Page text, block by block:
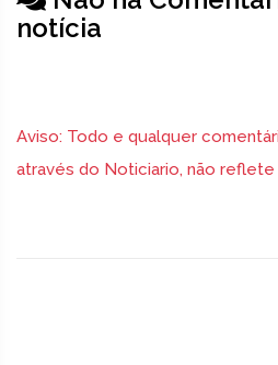
notícia
Aviso: Todo e qualquer
através do Noticiario, não